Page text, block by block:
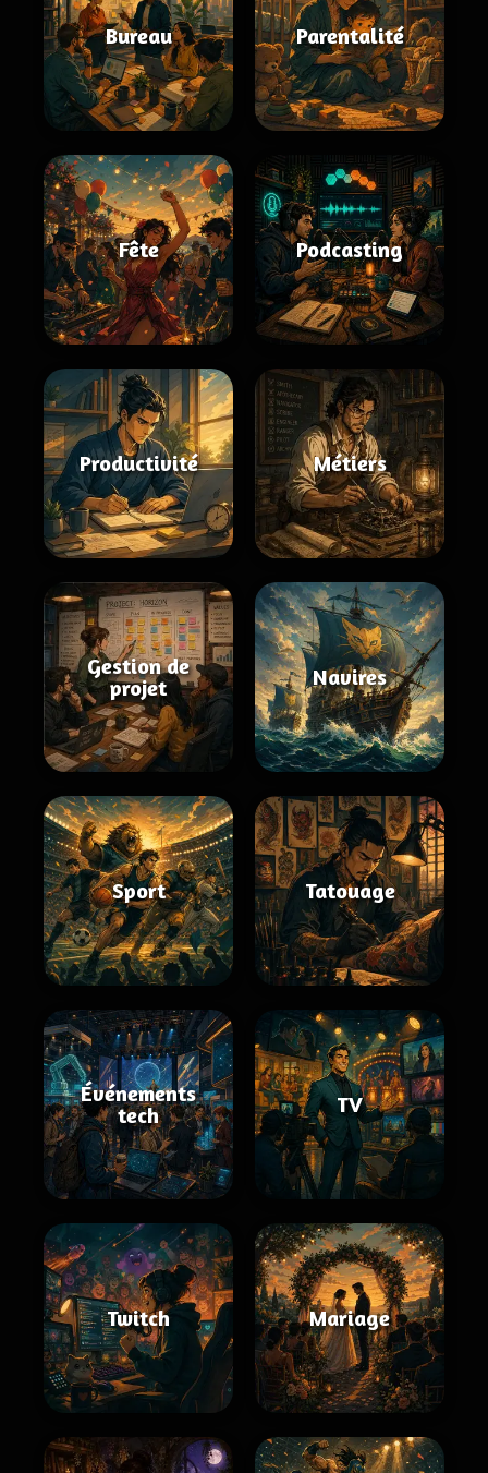
Bureau Parentalité
Fête Podcasting
Productivité Métiers
Gestion de
projet
Navires
Sport Tatouage
Événements
tech
TV
Twitch Mariage